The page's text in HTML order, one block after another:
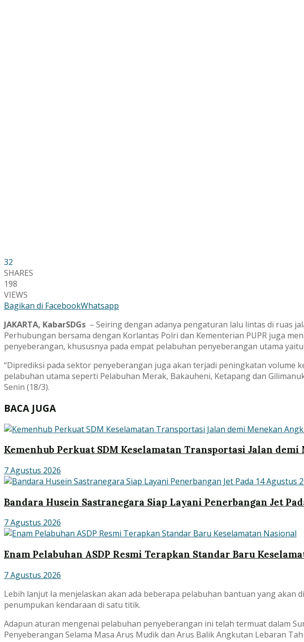
32
SHARES
198
VIEWS
Bagikan di FacebookWhatsapp
JAKARTA, KabarSDGs – Seiring dengan adanya pengaturan lalu lintas di ruas
Perhubungan bersama dengan Korlantas Polri dan Kementerian PUPR juga
penyeberangan, khususnya pada empat pelabuhan penyeberangan utama
“Diprediksi pada sektor penyeberangan juga akan terjadi peningkatan volume
pelabuhan utama seperti Pelabuhan Merak, Bakauheni, Ketapang dan
Senin (18/3).
BACA JUGA
Kemenhub Perkuat SDM Keselamatan Transportasi Jalan demi
7 Agustus 2026
Bandara Husein Sastranegara Siap Layani Penerbangan Jet
7 Agustus 2026
Enam Pelabuhan ASDP Resmi Terapkan Standar Baru
7 Agustus 2026
Lebih lanjut Ia menjelaskan akan ada beberapa pelabuhan bantuan yang
penumpukan kendaraan di satu titik.
Adapun aturan mengenai pelabuhan penyeberangan ini telah termuat dalam
Penyeberangan Selama Masa Arus Mudik dan Arus Balik Angkutan Lebaran